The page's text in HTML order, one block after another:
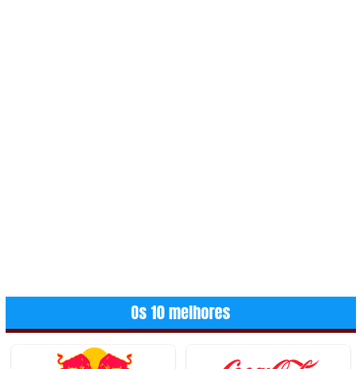
Os 10 melhores